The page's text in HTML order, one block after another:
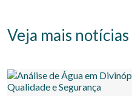
Veja mais notícias